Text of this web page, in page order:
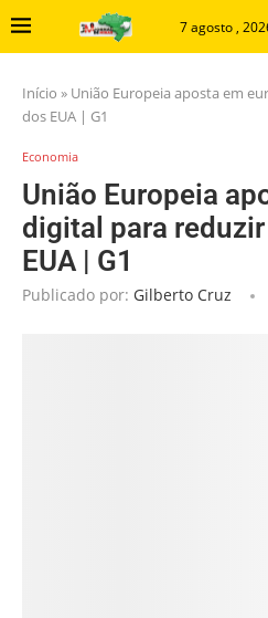
7 agosto ,
Início » União Europeia aposta em
dos EUA | G1
Economia
União Europeia
digital para
EUA | G1
Publicado por: Gilberto Cruz